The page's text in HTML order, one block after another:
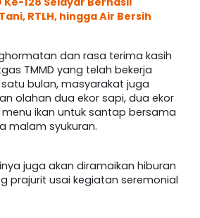
RTLH, hingga Air Bersih
dan rasa terima kasih
TMMD yang telah bekerja
bulan, masyarakat juga
olahan dua ekor sapi, dua ekor
ikan untuk santap bersama
malam syukuran.
juga akan diramaikan hiburan
prajurit usai kegiatan seremonial